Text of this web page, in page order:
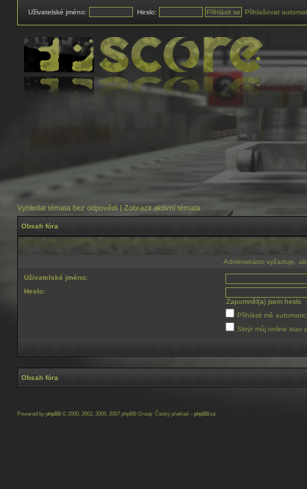
Uživatelské jméno: Heslo: Přihlašovat
Vyhledat témata bez odpovědí | Zobrazit aktivní témata
Obsah fóra
Administrátor vyžaduje,
Uživatelské jméno:
Heslo:
Zapomněl(a) jsem heslo
Přihlásit mě
Skrýt můj online stav
Obsah fóra
Powered by phpBB © 2000, 2002, 2005, 2007 phpBB Group Český překlad –phpBB.cz